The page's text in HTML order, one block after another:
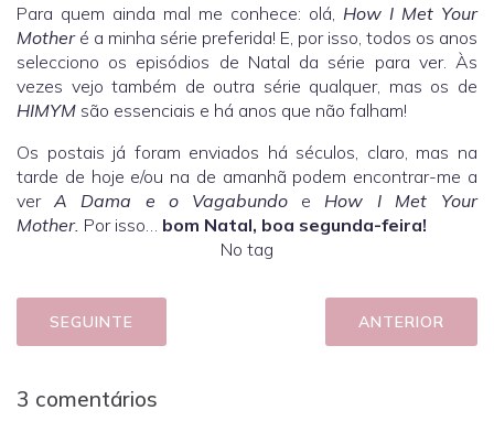
Para quem ainda mal me conhece: olá, How I Met Your
Mother é a minha série preferida! E, por isso, todos os anos
selecciono os episódios de Natal da série para ver. Às
vezes vejo também de outra série qualquer, mas os de
HIMYM são essenciais e há anos que não falham!
Os postais já foram enviados há séculos, claro, mas na
tarde de hoje e/ou na de amanhã podem encontrar-me a
ver A Dama e o Vagabundo e How I Met Your
Mother. Por isso… bom Natal, boa segunda-feira!
No tag
SEGUINTE ANTERIOR
3 comentários